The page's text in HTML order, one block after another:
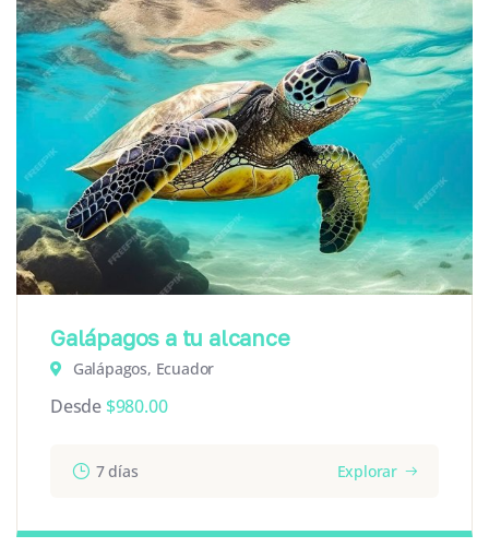
Galápagos a tu alcance
Galápagos, Ecuador
Desde $980.00
7 días Explorar